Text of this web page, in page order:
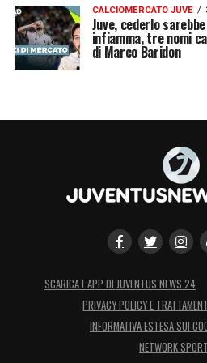
CALCIOMERCATO JUVE
Juve, cederlo
infiamma, tre nomi
di Marco Baridon
SCARICA L’APP DI JUVENTUS NEWS 24
PRIVACY POLICY E
INFORMATIVA ESTESA SUI
NETWORK